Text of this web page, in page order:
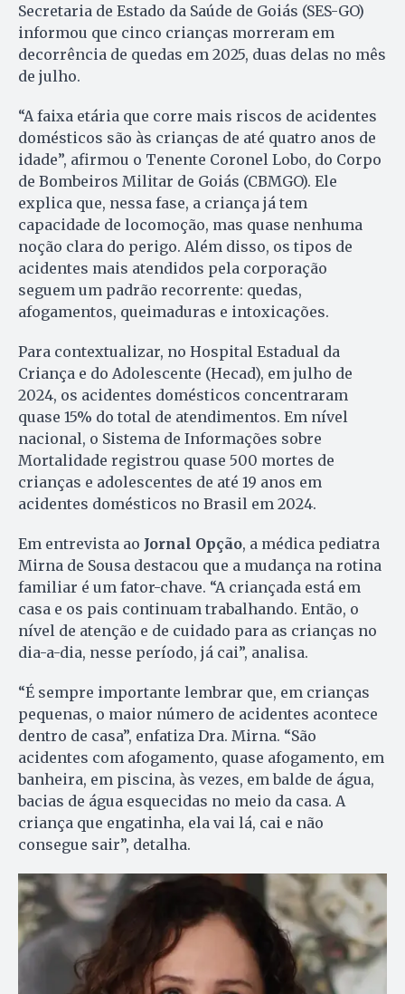
Secretaria de Estado da Saúde de Goiás (SES-GO)
informou que cinco crianças morreram em
decorrência de quedas em 2025, duas delas no mês
de julho.
“A faixa etária que corre mais riscos de acidentes
domésticos são às crianças de até quatro anos de
idade”, afirmou o Tenente Coronel Lobo, do Corpo
de Bombeiros Militar de Goiás (CBMGO). Ele
explica que, nessa fase, a criança já tem
capacidade de locomoção, mas quase nenhuma
noção clara do perigo. Além disso, os tipos de
acidentes mais atendidos pela corporação
seguem um padrão recorrente: quedas,
afogamentos, queimaduras e intoxicações.
Para contextualizar, no Hospital Estadual da
Criança e do Adolescente (Hecad), em julho de
2024, os acidentes domésticos concentraram
quase 15% do total de atendimentos. Em nível
nacional, o Sistema de Informações sobre
Mortalidade registrou quase 500 mortes de
crianças e adolescentes de até 19 anos em
acidentes domésticos no Brasil em 2024.
Em entrevista ao Jornal Opção, a médica pediatra
Mirna de Sousa destacou que a mudança na rotina
familiar é um fator-chave. “A criançada está em
casa e os pais continuam trabalhando. Então, o
nível de atenção e de cuidado para as crianças no
dia-a-dia, nesse período, já cai”, analisa.
“É sempre importante lembrar que, em crianças
pequenas, o maior número de acidentes acontece
dentro de casa”, enfatiza Dra. Mirna. “São
acidentes com afogamento, quase afogamento, em
banheira, em piscina, às vezes, em balde de água,
bacias de água esquecidas no meio da casa. A
criança que engatinha, ela vai lá, cai e não
consegue sair”, detalha.